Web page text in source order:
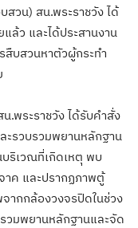
วน) สน.พระราชวัง ได้
ล้ว และได้ประสานงาน
สืบสวนหาตัวผู้กระทำ
.พระราชวัง ได้รับคำสั่ง
ะรวบรวมพยานหลักฐาน
ริเวณที่เกิดเหตุ พบ
ค และปรากฏภาพตู้
ากกล้องวงจรปิดในช่วง
วมพยานหลักฐานและจัด